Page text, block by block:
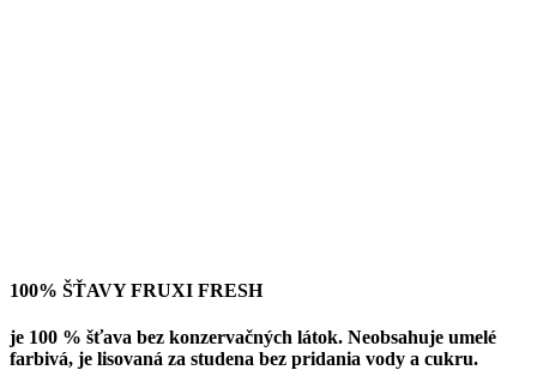
100% ŠŤAVY FRUXI FRESH
je 100 % šťava bez konzervačných látok. Neobsahuje umelé
farbivá, je lisovaná za studena bez pridania vody a cukru.